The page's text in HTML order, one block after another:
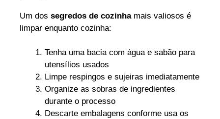
Um dos segredos de cozinhamais valiosos é
limpar enquanto cozinha:
Tenha uma bacia com água e sabão para
utensílios usados
Limpe respingos e sujeiras imediatamente
Organize as sobras de ingredientes
durante o processo
Descarte embalagens conforme usa os